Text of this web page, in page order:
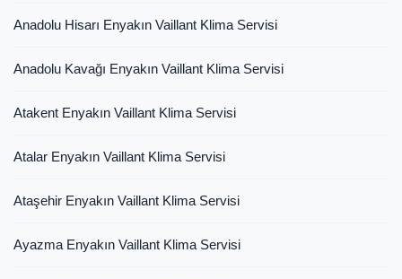
Anadolu Hisarı Enyakın Vaillant Klima Servisi
Anadolu Kavağı Enyakın Vaillant Klima Servisi
Atakent Enyakın Vaillant Klima Servisi
Atalar Enyakın Vaillant Klima Servisi
Ataşehir Enyakın Vaillant Klima Servisi
Ayazma Enyakın Vaillant Klima Servisi